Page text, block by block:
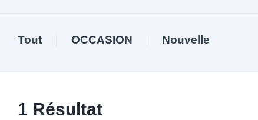
Tout OCCASION Nouvelle
1 Résultat